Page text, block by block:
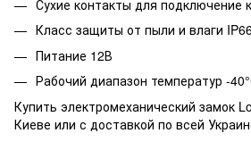
Сухие контакты для подключение
Класс защиты от пыли и влаги
Питание 12В
Рабочий диапазон температур -
Купить электромеханический замок
Киеве или с доставкой по всей